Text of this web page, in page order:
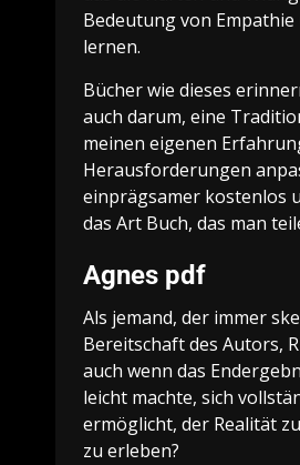
Bedeutung von
lernen.
Bücher wie dieses
auch darum, eine
meinen eigenen
Herausforderungen
einprägsamer kostenlos
das Art Buch, das man
Agnes pdf
Als jemand, der immer
Bereitschaft des Autors,
auch wenn das
leicht machte, sich
ermöglicht, der Realität
zu erleben?